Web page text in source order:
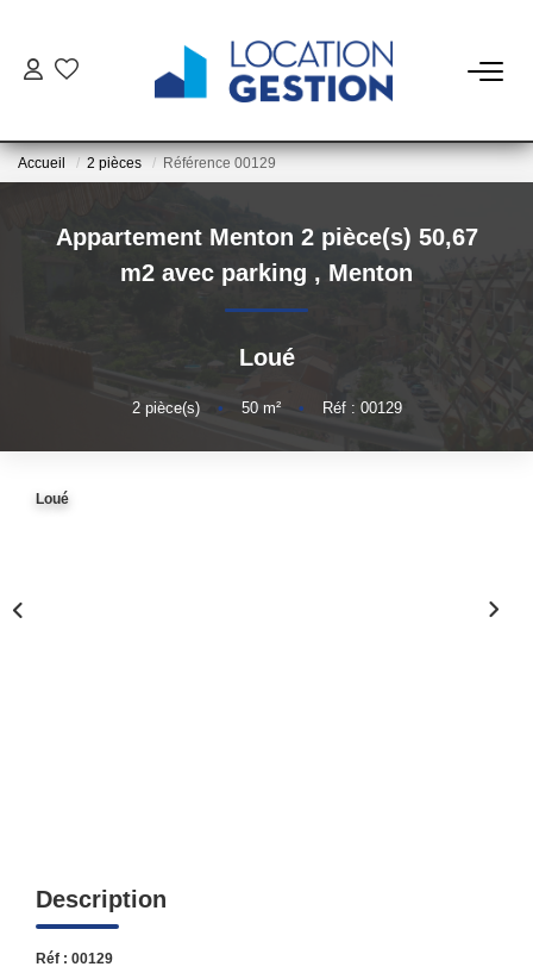
La Gestion Du Bien
La Gestion Du Locataire
LOUER
Accueil 2 pièces Référence 00129
Appartement Menton 2 pièce(s) 50,67
m2 avec parking , Menton
Loué
2pièce(s) • 50m² • Réf : 00129
Loué
Description
Réf : 00129